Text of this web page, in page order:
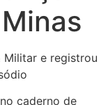
e registrou